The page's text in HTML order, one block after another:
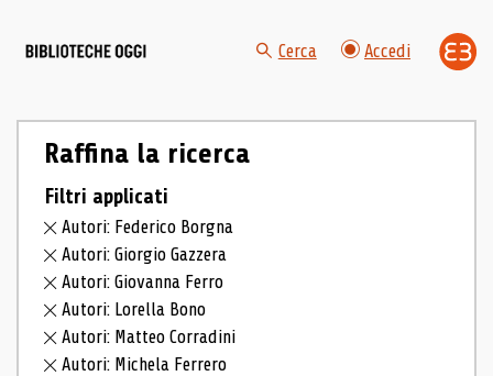
Cerca Accedi
Raffina la ricerca
Filtri applicati
Autori: Federico Borgna
Autori: Giorgio Gazzera
Autori: Giovanna Ferro
Autori: Lorella Bono
Autori: Matteo Corradini
Autori: Michela Ferrero